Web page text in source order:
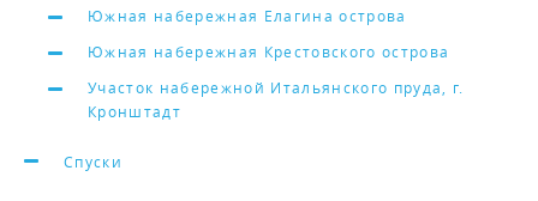
Южная набережная Елагина острова
Южная набережная Крестовского острова
Участок набережной Итальянского пруда, г.
Кронштадт
Спуски